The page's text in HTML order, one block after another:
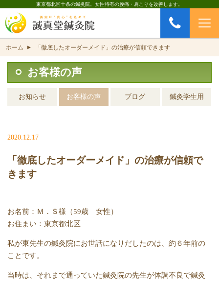
東京都北区十条の鍼灸院。女性特有の腰痛・肩こりを改善します。
お問い合わせ
CONTACT
ホーム ▲ 「徹底したオーダーメイド」の治療が信頼できます
お客様の声
お知らせ お客様の声 ブログ 鍼灸学生用
2020.12.17
「徹底したオーダーメイド」の治療が信頼で
きます
お名前：Ｍ．Ｓ様（59歳 女性）
お住まい：東京都北区
私が東先生の鍼灸院にお世話になりだしたのは、約６年前の
ことです。
当時は、それまで通っていた鍼灸院の先生が体調不良で鍼灸